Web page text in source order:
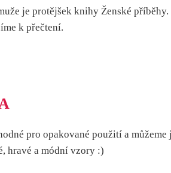
je protějšek knihy Ženské
k přečtení.
pro opakované použití a
hravé a módní vzory :)